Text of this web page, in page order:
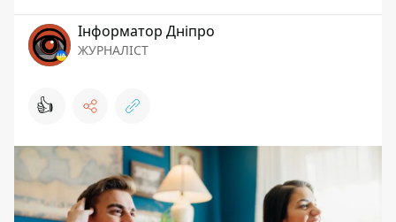
Інформатор Дніпро
ЖУРНАЛІСТ
👍